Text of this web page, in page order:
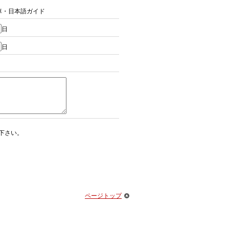
日本語ガイド
日
日
さい。
ページトップ